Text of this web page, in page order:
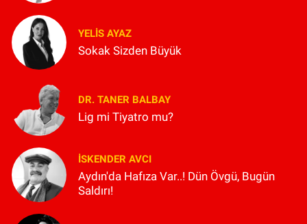
YELIS AYAZ
Sokak Sizden Büyük
DR. TANER BALBAY
Lig mi Tiyatro mu?
İSKENDER AVCI
Aydın'da Hafıza Var..! Dün Övgü, Bugün
Saldırı!